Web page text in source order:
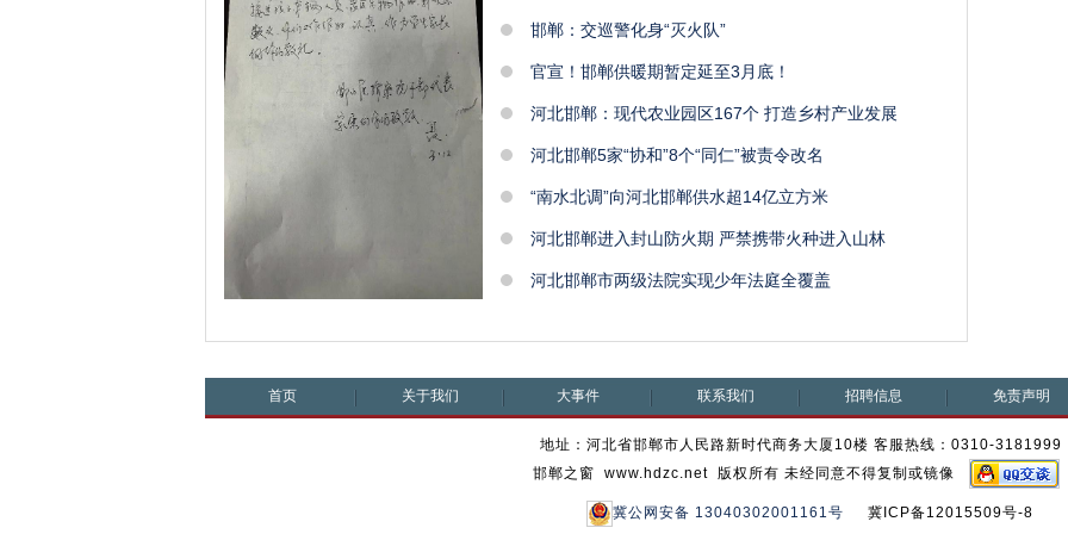
邯郸：交巡警化身“灭火队”
官宣！邯郸供暖期暂定延至3月底！
河北邯郸：现代农业园区167个 打造乡村产业发展
河北邯郸5家“协和”8个“同仁”被责令改名
“南水北调”向河北邯郸供水超14亿立方米
河北邯郸进入封山防火期 严禁携带火种进入山林
河北邯郸市两级法院实现少年法庭全覆盖
首页 关于我们 大事件 联系我们 招聘信息 免责声明
地址：河北省邯郸市人民路新时代商务大厦10楼 客服热线：0310-3181999
邯郸之窗 www.hdzc.net 版权所有 未经同意不得复制或镜像
冀公网安备 13040302001161号 冀ICP备12015509号-8